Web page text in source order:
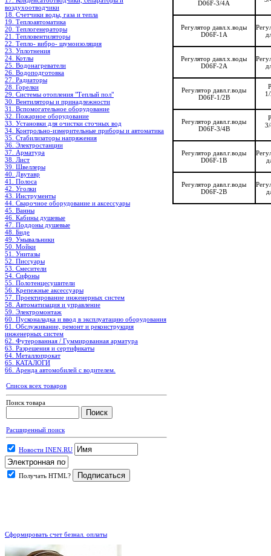
воздухоотводчики
18. Счетчики воды, газа и тепла
19. Теплоавтоматика
20. Теплогенераторы
21. Тепловентиляторы
22. Тепло- вибро- шумоизоляция
23. Уплотнения
24. Котлы
25. Водонагреватели
26. Водоподготовка
27. Радиаторы
28. Горелки
29. Системы отопления "Теплый пол"
30. Вентиляторы и принадлежности
31. Вспомогательное оборудование
32. Пожарное оборудование
33. Установки для очистки сточных вод
34. Контрольно-измерительные приборы и автоматика
35. Стабилизаторы напряжения
36. Электростанции
37. Арматура
38. Лист
39. Швеллеры
40. Двутавр
41. Полоса
42. Уголки
43. Инструменты
44. Сварочное оборудование и аксессуары
45. Ванны
46. Кабины душевые
47. Поддоны душевые
48. Биде
49. Умывальники
50. Мойки
51. Унитазы
52. Писсуары
53. Смесители
54. Сифоны
55. Полотенцесушители
56. Крепежные аксессуары
57. Проектирование инженерных систем
58. Автоматизация и управление
59. Электромонтаж
60. Пусконаладка и ввод в эксплуатацию оборудования
61. Обслуживание, ремонт и реконструкция
инженерных систем
62. Футерованная / Гуммированная арматура
63. Разрешения и сертификаты
64. Металлопрокат
65. КАТАЛОГИ
66. Аренда автомобилей с водителем.
Список всех товаров
Поиск товара
Расширенный поиск
Новости INEN.RU
Получать HTML?
Сформировать счет безнал. оплаты
D06F-3/4А
Регулятор давл.х.воды
D06F-1А
Регулятор давл.х.воды
D06F-2А
Регулятор давл.г.воды
D06F-1/2B
Регулятор давл.г.воды
D06F-3/4B
Регулятор давл.г.воды
D06F-1B
Регулятор давл.г.воды
D06F-2B